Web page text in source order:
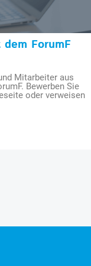
ForumF
Mitarbeiter aus
Bewerben Sie
oder verweisen